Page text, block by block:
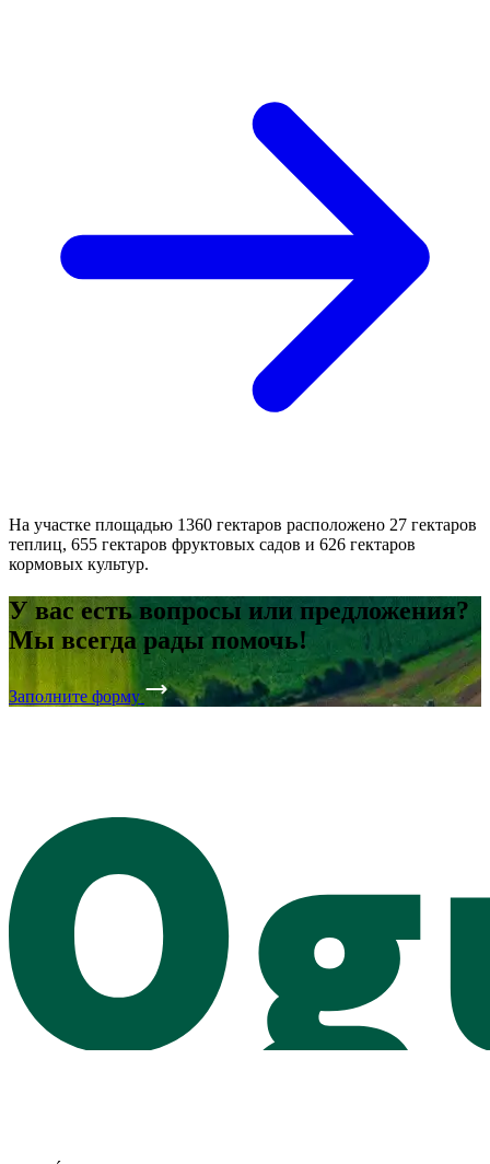
На участке площадью 1360 гектаров расположено 27 гектаров
теплиц, 655 гектаров фруктовых садов и 626 гектаров
кормовых культур.
У вас есть вопросы или предложения?
Мы всегда рады помочь!
Заполните форму